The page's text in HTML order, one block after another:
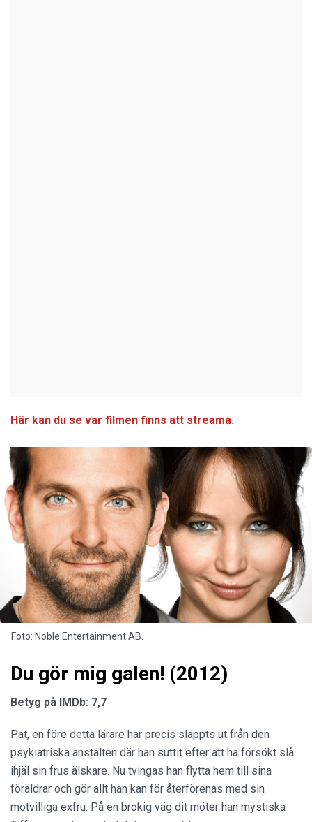
Här kan du se var filmen finns att streama.
Foto: Noble Entertainment AB.
Du gör mig galen! (2012)
Betyg på IMDb: 7,7
Pat, en före detta lärare har precis släppts ut från den
psykiatriska anstalten där han suttit efter att ha försökt slå
ihjäl sin frus älskare. Nu tvingas han flytta hem till sina
föräldrar och gör allt han kan för återförenas med sin
motvilliga exfru. På en brokig väg dit möter han mystiska